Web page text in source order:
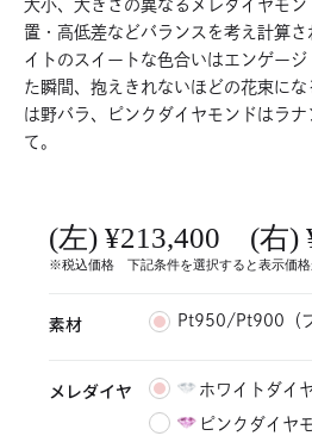
大小、大きさの異なるメレダイヤモ
置・高低差などバランスを考え計算
イトのスイートな色合いはエンゲー
た瞬間、抱えきれないほどの花束に
は野バラ、ピンクダイヤモンドはラ
て。
(左) ¥213,400 (右)
※税込価格 下記条件を選択すると表示価格
素材 Pt950/Pt900（プ
メレダイヤ ホワイトダイ
ピンクダイヤ